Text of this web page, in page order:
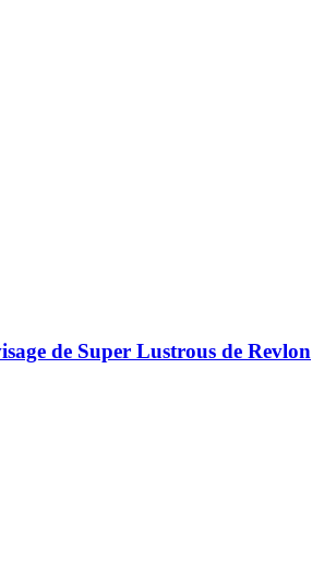
de Super Lustrous de Revlon